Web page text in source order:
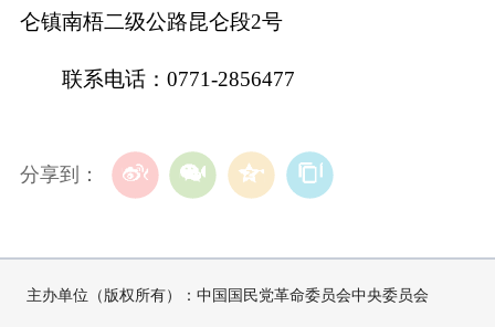
仑镇南梧二级公路昆仑段2号
联系电话：0771-2856477
分享到：
主办单位（版权所有）：中国国民党革命委员会中央委员会